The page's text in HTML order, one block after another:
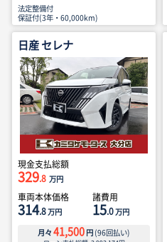
法定整備付
保証付(3年・60,000km)
日産 セレナ
現金支払総額
329.8 万円
車両本体価格
314.8万円
諸費用
15.0万円
月々 41,500 円 (96回払い)